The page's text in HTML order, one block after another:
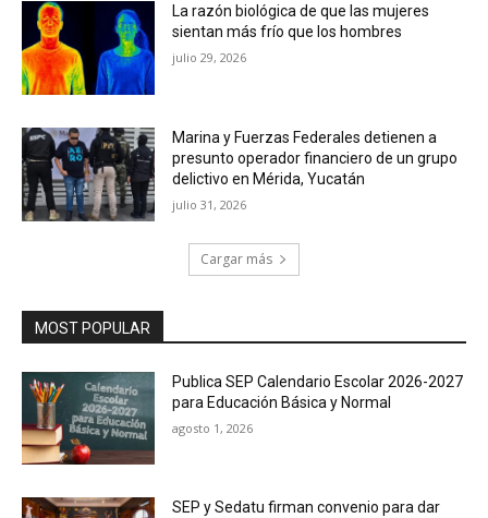
La razón biológica de que las mujeres
sientan más frío que los hombres
julio 29, 2026
Marina y Fuerzas Federales detienen a
presunto operador financiero de un grupo
delictivo en Mérida, Yucatán
julio 31, 2026
Cargar más
MOST POPULAR
Publica SEP Calendario Escolar 2026-2027
para Educación Básica y Normal
agosto 1, 2026
SEP y Sedatu firman convenio para dar